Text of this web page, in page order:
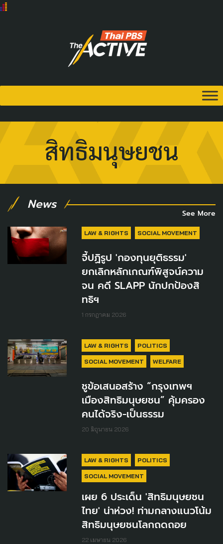
สิทธิมนุษยชน
News
See More
LAW & RIGHTS SOCIAL MOVEMENT
จี้ปฏิรูป 'กองทุนยุติธรรม'
ยกเลิกหลักเกณฑ์พิสูจน์ความ
จน คดี SLAPP นักปกป้องสิ
ทธิฯ
1 กรกฎาคม 2026
LAW & RIGHTS POLITICS
SOCIAL MOVEMENT WELFARE
ชูข้อเสนอสร้าง “กรุงเทพฯ
เมืองสิทธิมนุษยชน” คุ้มครอง
คนได้จริง-เป็นธรรม
20 มิถุนายน 2026
LAW & RIGHTS POLITICS
SOCIAL MOVEMENT
เผย 6 ประเด็น 'สิทธิมนุษยชน
ไทย' น่าห่วง! ท่ามกลางแนวโน้ม
สิทธิมนุษยชนโลกถดถอย
22 เมษายน 2026